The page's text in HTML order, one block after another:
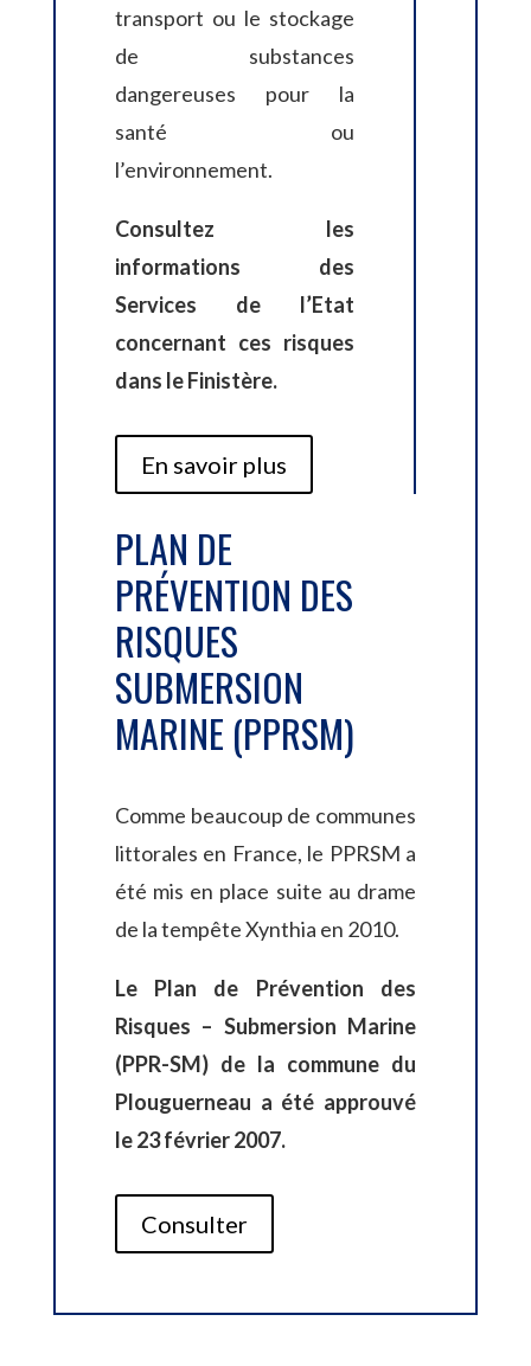
transport ou le stockage
de substances
dangereuses pour la
santé ou
l’environnement.
Consultez les
informations des
Services de l’Etat
concernant ces risques
dans le Finistère.
En savoir plus
PLAN DE
PRÉVENTION DES
RISQUES
SUBMERSION
MARINE (PPRSM)
Comme beaucoup de communes
littorales en France, le PPRSM a
été mis en place suite au drame
de la tempête Xynthia en 2010.
Le Plan de Prévention des
Risques – Submersion Marine
(PPR-SM) de la commune du
Plouguerneau a été approuvé
le 23 février 2007.
Consulter